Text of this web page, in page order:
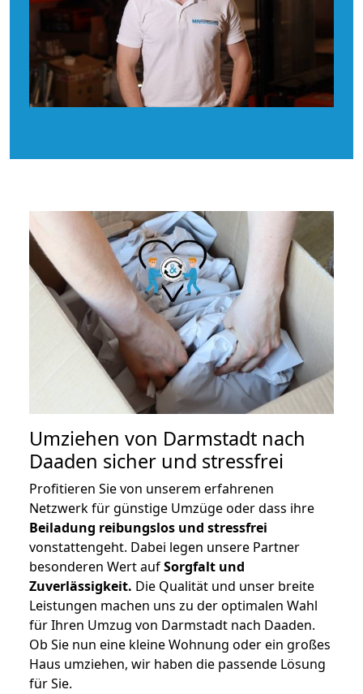
Umziehen von Darmstadt nach
Daaden sicher und stressfrei
Profitieren Sie von unserem erfahrenen
Netzwerk für günstige Umzüge oder dass ihre
Beiladung reibungslos und stressfrei
vonstattengeht. Dabei legen unsere Partner
besonderen Wert aufSorgfalt und
Zuverlässigkeit. Die Qualität und unser breite
Leistungen machen uns zu der optimalen Wahl
für Ihren Umzug von Darmstadt nach Daaden.
Ob Sie nun eine kleine Wohnung oder ein großes
Haus umziehen, wir haben die passende Lösung
für Sie.